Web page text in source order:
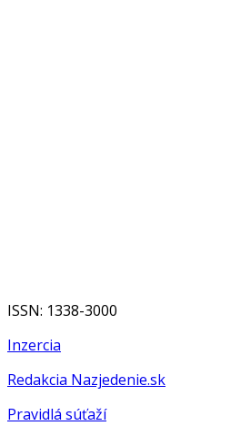
ISSN: 1338-3000
Inzercia
Redakcia Nazjedenie.sk
Pravidlá súťaží